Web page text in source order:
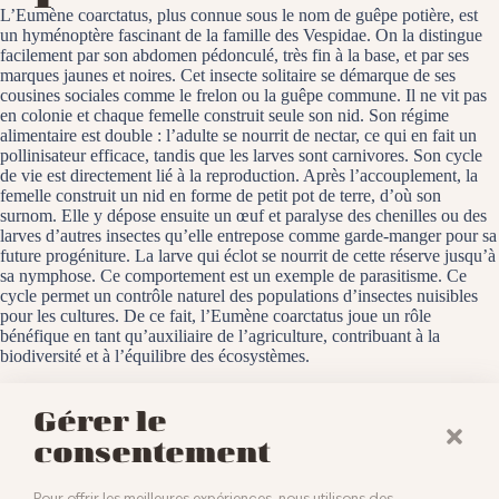
Gérer le
consentement
L’Eumène coarctatus, plus connue sous le nom de guêpe potière, est
un hyménoptère fascinant de la famille des Vespidae. On la distingue
facilement par son abdomen pédonculé, très fin à la base, et par ses
marques jaunes et noires. Cet insecte solitaire se démarque de ses
cousines sociales comme le frelon ou la guêpe commune. Il ne vit pas
en colonie et chaque femelle construit seule son nid. Son régime
alimentaire est double : l’adulte se nourrit de nectar, ce qui en fait un
pollinisateur efficace, tandis que les larves sont carnivores. Son cycle
de vie est directement lié à la reproduction. Après l’accouplement, la
femelle construit un nid en forme de petit pot de terre, d’où son
surnom. Elle y dépose ensuite un œuf et paralyse des chenilles ou des
larves d’autres insectes qu’elle entrepose comme garde-manger pour sa
future progéniture. La larve qui éclot se nourrit de cette réserve jusqu’à
sa nymphose. Ce comportement est un exemple de parasitisme. Ce
cycle permet un contrôle naturel des populations d’insectes nuisibles
pour les cultures. De ce fait, l’Eumène coarctatus joue un rôle
bénéfique en tant qu’auxiliaire de l’agriculture, contribuant à la
biodiversité et à l’équilibre des écosystèmes.